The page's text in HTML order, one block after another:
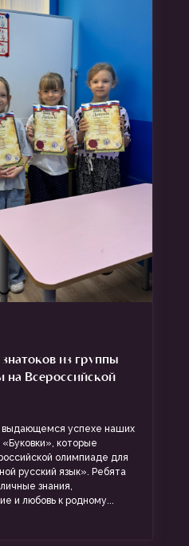
из группы
на Всероссийской
успехе наших
которые
олимпиаде для
русский язык». Ребята
знания,
и любовь к родному...